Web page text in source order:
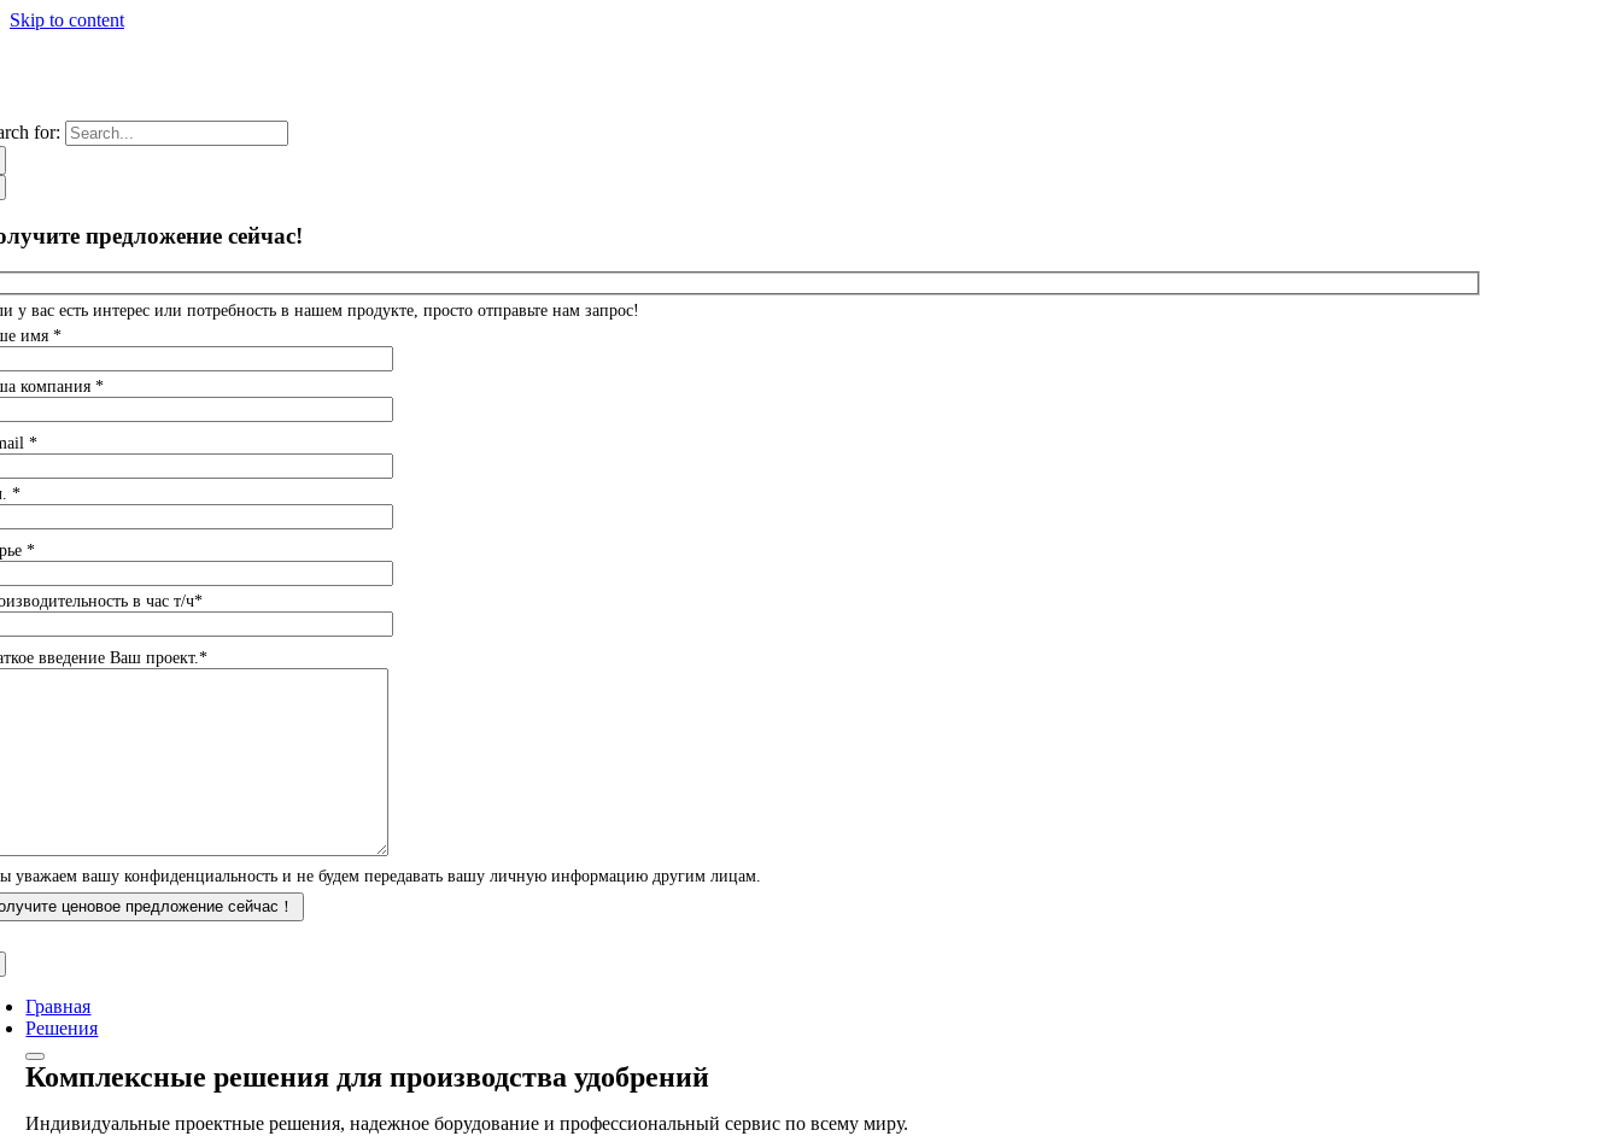
Skip to content
for:
предложение сейчас!
у вас есть интерес или потребность в нашем продукте, просто отправьте нам запрос!
имя *
компания *
*
*
*
в час т/ч*
введение Ваш проект.*
уважаем вашу конфиденциальность и не будем передавать вашу личную информацию другим лицам.
Гравная
Решения
Комплексные решения для производства удобрений
Индивидуальные проектные решения, надежное борудование и профессиональный сервис по всему миру.